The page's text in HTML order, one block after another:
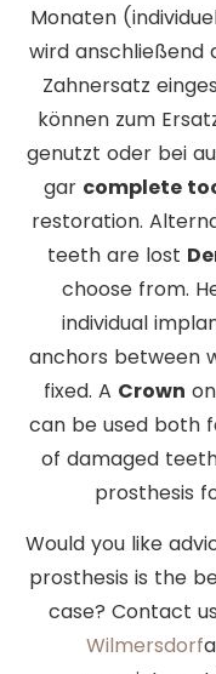
Monaten
wird anschließend
Zahnersatz
können zum
genutzt oder bei
gar complete
restoration.
teeth are lost
choose from.
individual
anchors between
fixed. A Crown
can be used both
of damaged
prosthesis
Would you like
prosthesis is the
case? Contact
Wilmersdorf